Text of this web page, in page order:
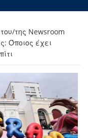
της Newsroom
Όποιος έχει